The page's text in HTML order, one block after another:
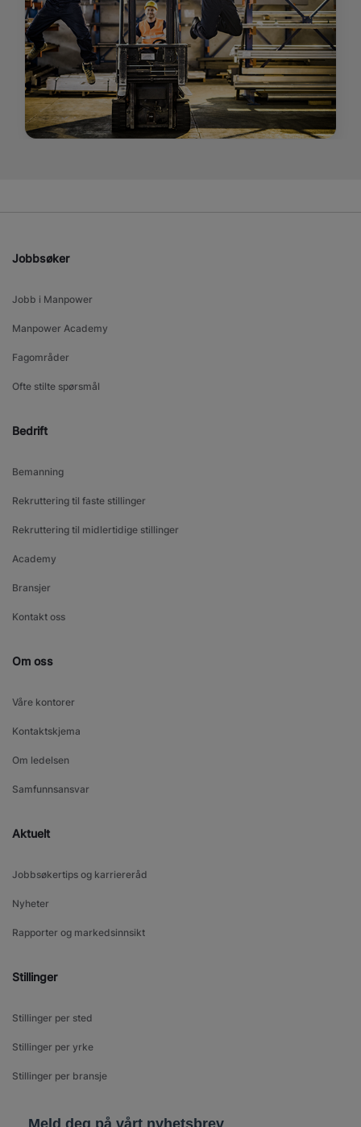
Jobbsøker
Jobb i Manpower
Manpower Academy
Fagområder
Ofte stilte spørsmål
Bedrift
Bemanning
Rekruttering til faste stillinger
Rekruttering til midlertidige stillinger
Academy
Bransjer
Kontakt oss
Om oss
Våre kontorer
Kontaktskjema
Om ledelsen
Samfunnsansvar
Aktuelt
Jobbsøkertips og karriereråd
Nyheter
Rapporter og markedsinnsikt
Stillinger
Stillinger per sted
Stillinger per yrke
Stillinger per bransje